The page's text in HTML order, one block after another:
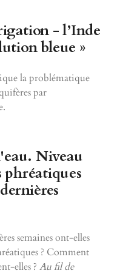
- l’Inde
bleue »
la problématique
par
Niveau
phréatiques
semaines ont-elles
? Comment
elles ? Au fil de